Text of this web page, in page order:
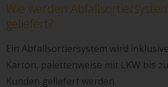
Wie werden
geliefert?
Ein Abfallsortiersystem wird
Karton, palettenweise mit LKW bis
Kunden geliefert werden.